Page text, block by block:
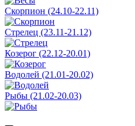
Скорпион (24.10-22.11)
Стрелец (23.11-21.12)
Козерог (22.12-20.01)
Водолей (21.01-20.02)
Рыбы (21.02-20.03)